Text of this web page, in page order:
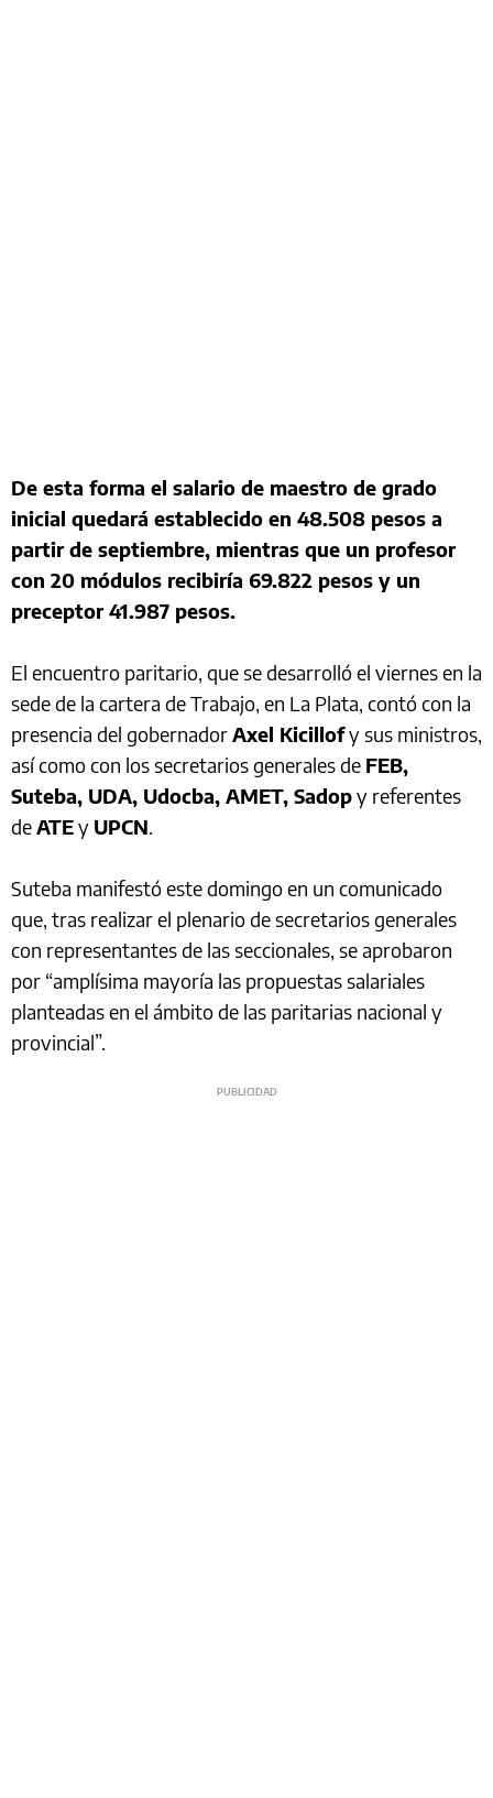
De esta forma el salario de maestro de grado
inicial quedará establecido en 48.508 pesos a
partir de septiembre, mientras que un profesor
con 20 módulos recibiría 69.822 pesos y un
preceptor 41.987 pesos.
El encuentro paritario, que se desarrolló el viernes en la
sede de la cartera de Trabajo, en La Plata, contó con la
presencia del gobernadorAxel Kicillofy sus ministros,
así como con los secretarios generales de FEB,
Suteba, UDA, Udocba, AMET, Sadopy referentes
deATEy UPCN.
Suteba manifestó este domingo en un comunicado
que, tras realizar el plenario de secretarios generales
con representantes de las seccionales, se aprobaron
por “amplísima mayoría las propuestas salariales
planteadas en el ámbito de las paritarias nacional y
provincial”.